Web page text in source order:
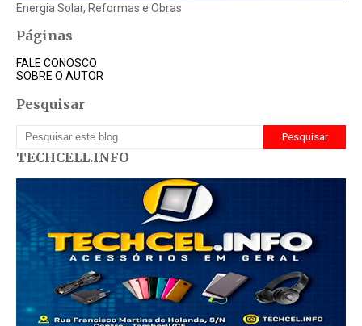
Energia Solar, Reformas e Obras
Páginas
FALE CONOSCO
SOBRE O AUTOR
Pesquisar
TECHCELL.INFO